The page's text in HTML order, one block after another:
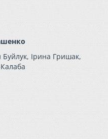
Буйлук, Ірина Гришак,